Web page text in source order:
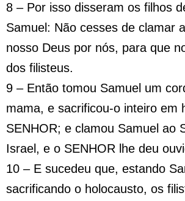
8 – Por isso disseram os filhos
Samuel: Não cesses de clamar
nosso Deus por nós, para que
dos filisteus.
9 – Então tomou Samuel um
mama, e sacrificou-o inteiro em
SENHOR; e clamou Samuel ao
Israel, e o SENHOR lhe deu
10 – E sucedeu que, estando
sacrificando o holocausto, os